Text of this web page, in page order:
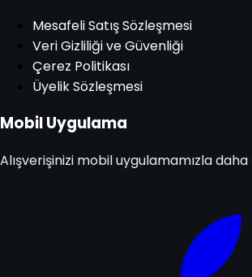
Mesafeli Satış Sözleşmesi
Veri Gizliliği ve Güvenliği
Çerez Politikası
Üyelik Sözleşmesi
Mobil Uygulama
Alışverişinizi mobil uygulamamızla